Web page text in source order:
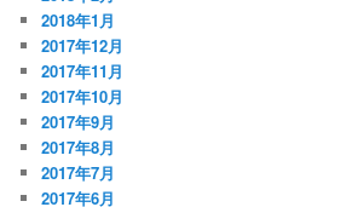
2018年1月
2017年12月
2017年11月
2017年10月
2017年9月
2017年8月
2017年7月
2017年6月